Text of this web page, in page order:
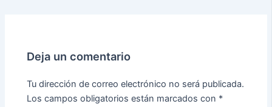
Deja un comentario
Tu dirección de correo electrónico no será publicada.
Los campos obligatorios están marcados con *